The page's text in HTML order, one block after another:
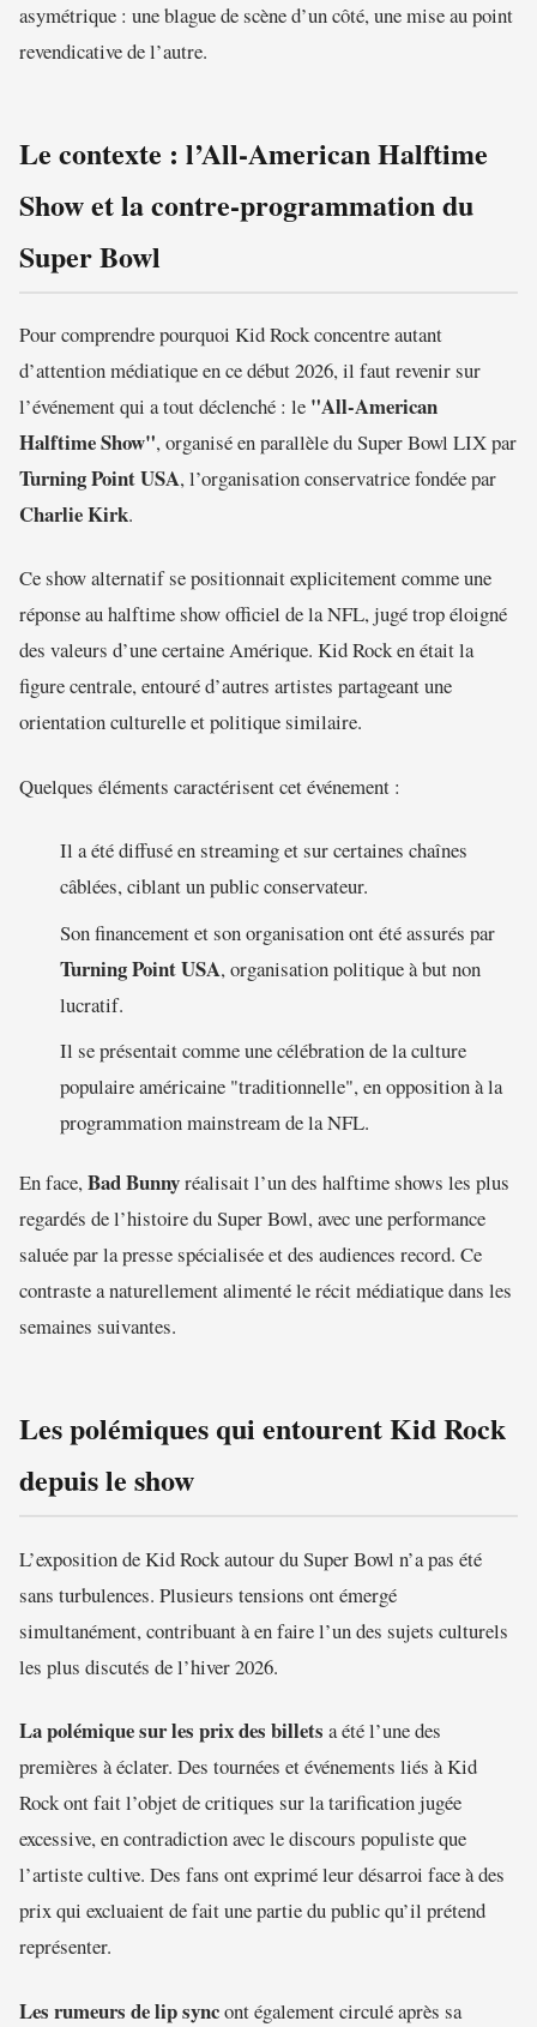
asymétrique : une blague de scène d’un côté, une mise au point
revendicative de l’autre.
Le contexte : l’All-American Halftime
Show et la contre-programmation du
Super Bowl
Pour comprendre pourquoi Kid Rock concentre autant
d’attention médiatique en ce début 2026, il faut revenir sur
l’événement qui a tout déclenché : le "All-American
Halftime Show", organisé en parallèle du Super Bowl LIX par
Turning Point USA, l’organisation conservatrice fondée par
Charlie Kirk.
Ce show alternatif se positionnait explicitement comme une
réponse au halftime show officiel de la NFL, jugé trop éloigné
des valeurs d’une certaine Amérique. Kid Rock en était la
figure centrale, entouré d’autres artistes partageant une
orientation culturelle et politique similaire.
Quelques éléments caractérisent cet événement :
Il a été diffusé en streaming et sur certaines chaînes
câblées, ciblant un public conservateur.
Son financement et son organisation ont été assurés par
Turning Point USA, organisation politique à but non
lucratif.
Il se présentait comme une célébration de la culture
populaire américaine "traditionnelle", en opposition à la
programmation mainstream de la NFL.
En face,Bad Bunnyréalisait l’un des halftime shows les plus
regardés de l’histoire du Super Bowl, avec une performance
saluée par la presse spécialisée et des audiences record. Ce
contraste a naturellement alimenté le récit médiatique dans les
semaines suivantes.
Les polémiques qui entourent Kid Rock
depuis le show
L’exposition de Kid Rock autour du Super Bowl n’a pas été
sans turbulences. Plusieurs tensions ont émergé
simultanément, contribuant à en faire l’un des sujets culturels
les plus discutés de l’hiver 2026.
La polémique sur les prix des billets a été l’une des
premières à éclater. Des tournées et événements liés à Kid
Rock ont fait l’objet de critiques sur la tarification jugée
excessive, en contradiction avec le discours populiste que
l’artiste cultive. Des fans ont exprimé leur désarroi face à des
prix qui excluaient de fait une partie du public qu’il prétend
représenter.
Les rumeurs de lip syncont également circulé après sa